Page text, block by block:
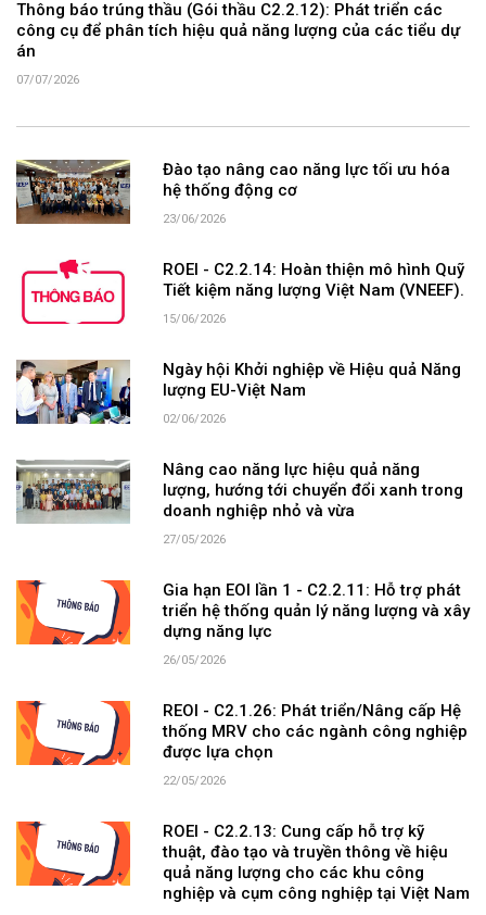
Thông báo trúng thầu (Gói thầu C2.2.12): Phát triển các
công cụ để phân tích hiệu quả năng lượng của các tiểu dự
án
07/07/2026
Đào tạo nâng cao năng lực tối ưu hóa
hệ thống động cơ
23/06/2026
ROEI - C2.2.14: Hoàn thiện mô hình Quỹ
Tiết kiệm năng lượng Việt Nam (VNEEF).
15/06/2026
Ngày hội Khởi nghiệp về Hiệu quả Năng
lượng EU-Việt Nam
02/06/2026
Nâng cao năng lực hiệu quả năng
lượng, hướng tới chuyển đổi xanh trong
doanh nghiệp nhỏ và vừa
27/05/2026
Gia hạn EOI lần 1 - C2.2.11: Hỗ trợ phát
triển hệ thống quản lý năng lượng và xây
dựng năng lực
26/05/2026
REOI - C2.1.26: Phát triển/Nâng cấp Hệ
thống MRV cho các ngành công nghiệp
được lựa chọn
22/05/2026
ROEI - C2.2.13: Cung cấp hỗ trợ kỹ
thuật, đào tạo và truyền thông về hiệu
quả năng lượng cho các khu công
nghiệp và cụm công nghiệp tại Việt Nam